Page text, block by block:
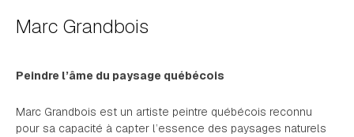
Marc Grandbois
Peindre l’âme du paysage québécois
Marc Grandbois est un artiste peintre québécois reconnu
pour sa capacité à capter l’essence des paysages naturels